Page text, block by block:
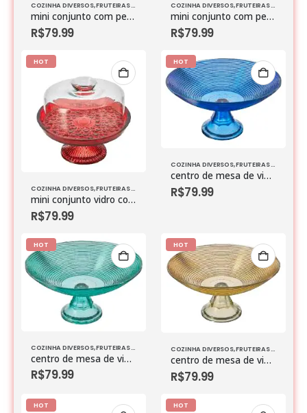
COZINHA DIVERSOS,FRUTEIRAS & BOLEIRAS VIDROS
mini conjunto com pe petit poa vtzz 21×21 rose
R$79.99
COZINHA DIVERSOS,FRUTEIRAS & BOLEIRAS
mini conjunto com pe petit poa 21×21 verde
R$79.99
HOT
COZINHA DIVERSOS,FRUTEIRAS & BOLEIRAS VIDROS
mini conjunto vidro com pe petit poa 21×21 vermelho
R$79.99
HOT
COZINHA DIVERSOS,FRUTEIRAS & BOLEIRAS
centro de mesa de vidro espiral c/pe azul marinho
R$79.99
HOT
COZINHA DIVERSOS,FRUTEIRAS & BOLEIRAS VIDROS
centro de mesa de vidro espiral c/pe azul turquesa
R$79.99
HOT
COZINHA DIVERSOS,FRUTEIRAS & BOLEIRAS
centro de mesa de vidro espiral c/pe dourado claro
R$79.99
HOT HOT